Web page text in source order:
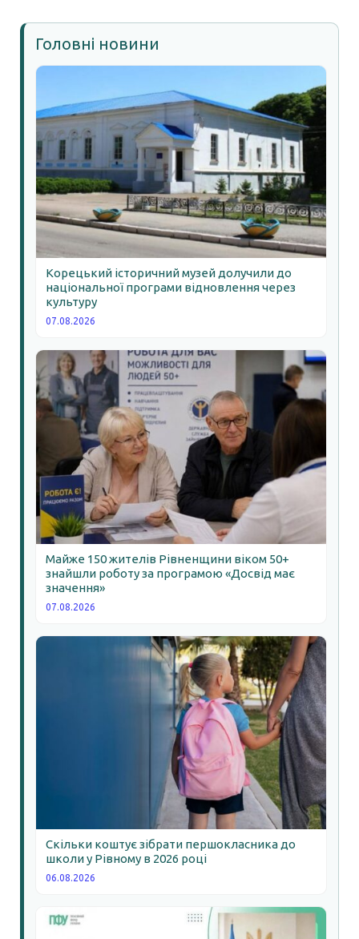
Головні новини
Корецький історичний музей долучили до
національної програми відновлення через
культуру
07.08.2026
Майже 150 жителів Рівненщини віком 50+
знайшли роботу за програмою «Досвід має
значення»
07.08.2026
Скільки коштує зібрати першокласника до
школи у Рівному в 2026 році
06.08.2026